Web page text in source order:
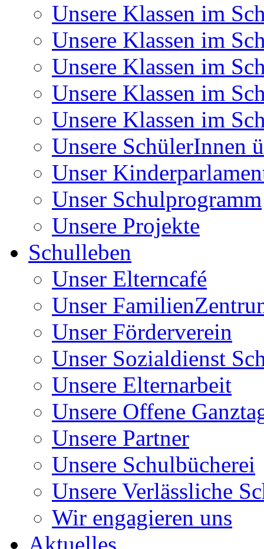
Unsere Klassen im
Unsere Klassen im
Unsere Klassen im
Unsere Klassen im
Unsere Klassen im
Unsere SchülerInnen
Unser
Unser Schulprogramm
Unsere Projekte
Schulleben
Unser Elterncafé
Unser
Unser Förderverein
Unser Sozialdienst
Unsere Elternarbeit
Unsere Offene
Unsere Partner
Unsere Schulbücherei
Unsere Verlässliche
Wir engagieren uns